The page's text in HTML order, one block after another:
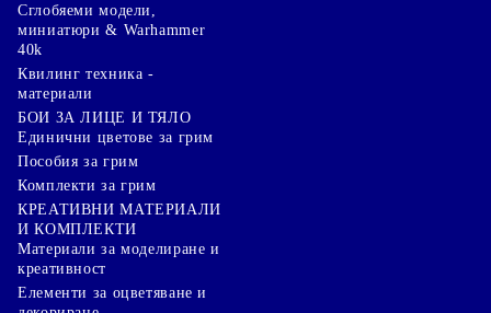
Сглобяеми модели,
миниатюри & Warhammer
40k
Квилинг техника -
материали
БОИ ЗА ЛИЦЕ И ТЯЛО
Единични цветове за грим
Пособия за грим
Комплекти за грим
КРЕАТИВНИ МАТЕРИАЛИ
И КОМПЛЕКТИ
Mатериали за моделиране и
креативност
Елементи за оцветяване и